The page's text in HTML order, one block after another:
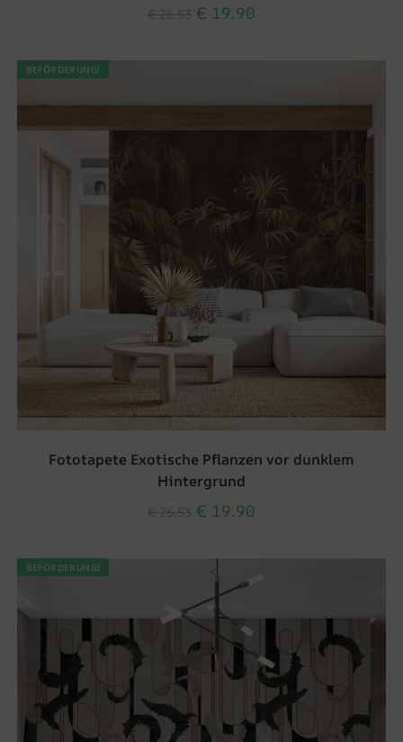
€ 19.90
BEFÖRDERUNG!
Fototapete Exotische Pflanzen vor dunklem
Hintergrund
€ 19.90
BEFÖRDERUNG!